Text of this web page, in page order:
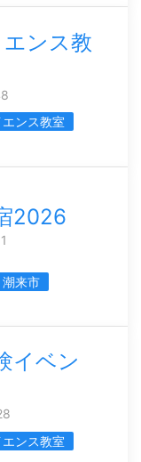
ンス教
ンス教室
2026
潮来市
イベン
ンス教室